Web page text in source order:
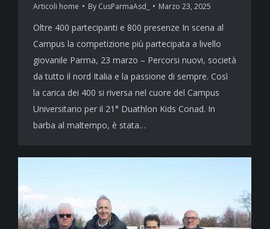
Articoli home By CusParmaAsd_ Marzo 23, 2025
Oltre 400 partecipanti e 800 presenze In scena al
Campus la competizione più partecipata a livello
giovanile Parma, 23 marzo – Percorsi nuovi, società
da tutto il nord Italia e la passione di sempre. Così
la carica dei 400 si riversa nel cuore del Campus
Universitario per il 21° Duathlon Kids Conad. In
barba al maltempo, è stata…